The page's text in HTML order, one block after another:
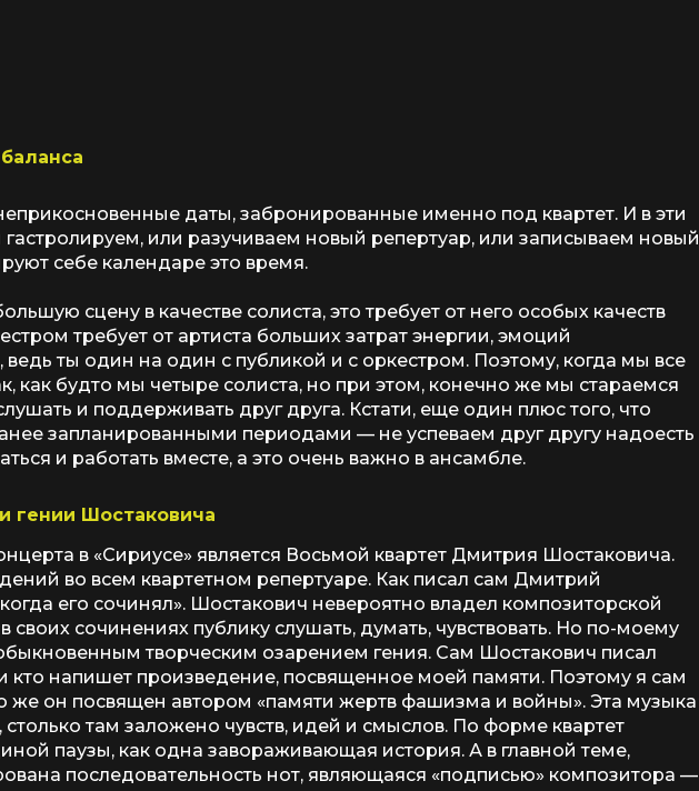
даты, забронированные именно под квартет. И в эти
или разучиваем новый репертуар, или записываем новый
себе календаре это время.
сцену в качестве солиста, это требует от него особых качеств
требует от артиста больших затрат энергии, эмоций
ведь ты один на один с публикой и с оркестром. Поэтому, когда мы все
как будто мы четыре солиста, но при этом, конечно же мы стараемся
и поддерживать друг друга. Кстати, еще один плюс того, что
запланированными периодами — не успеваем друг другу надоесть
и работать вместе, а это очень важно в ансамбле.
гении Шостаковича
в «Сириусе» является Восьмой квартет Дмитрия Шостаковича.
во всем квартетном репертуаре. Как писал сам Дмитрий
его сочинял». Шостакович невероятно владел композиторской
своих сочинениях публику слушать, думать, чувствовать. Но по-моему
творческим озарением гения. Сам Шостакович писал
кто напишет произведение, посвященное моей памяти. Поэтому я сам
же он посвящен автором «памяти жертв фашизма и войны». Эта музыка
там заложено чувств, идей и смыслов. По форме квартет
паузы, как одна завораживающая история. А в главной теме,
последовательность нот, являющаяся «подписью» композитора —